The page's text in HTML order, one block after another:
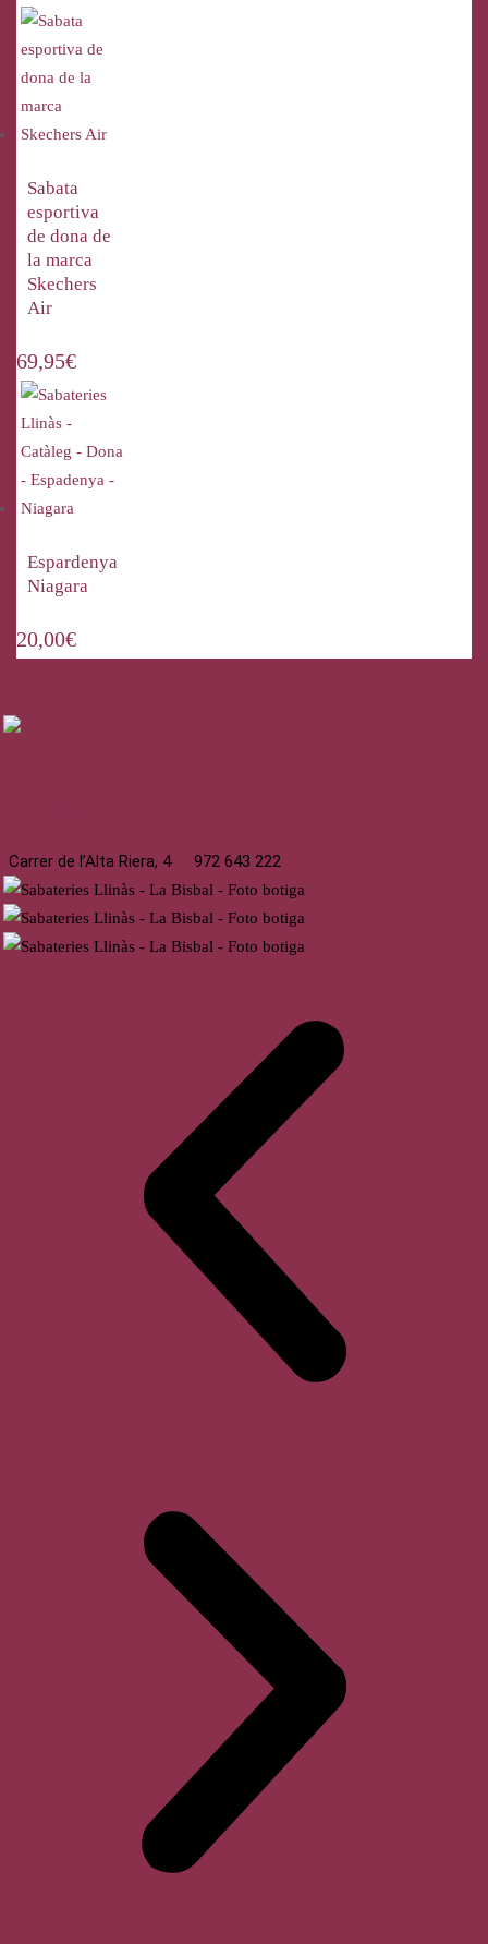
Sabata
esportiva
de dona de
la marca
Skechers
Air
69,95€
Espardenya
Niagara
20,00€
Carrer de l’Alta Riera, 4 972 643 222